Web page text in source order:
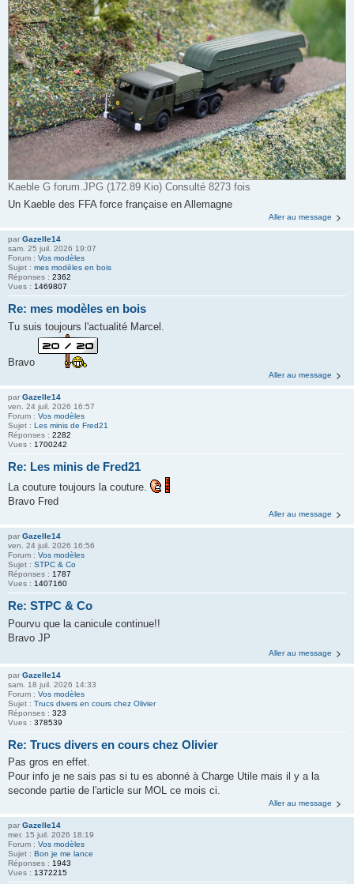
Kaeble G forum.JPG (172.89 Kio) Consulté 8273 fois
Un Kaeble des FFA force française en Allemagne
Aller au message
par Gazelle14
sam. 25 juil. 2026 19:07
Forum : Vos modèles
Sujet : mes modèles en bois
Réponses : 2362
Vues : 1469807
Re: mes modèles en bois
Tu suis toujours l'actualité Marcel.
Bravo
Aller au message
par Gazelle14
ven. 24 juil. 2026 16:57
Forum : Vos modèles
Sujet : Les minis de Fred21
Réponses : 2282
Vues : 1700242
Re: Les minis de Fred21
La couture toujours la couture.
Bravo Fred
Aller au message
par Gazelle14
ven. 24 juil. 2026 16:56
Forum : Vos modèles
Sujet : STPC & Co
Réponses : 1787
Vues : 1407160
Re: STPC & Co
Pourvu que la canicule continue!!
Bravo JP
Aller au message
par Gazelle14
sam. 18 juil. 2026 14:33
Forum : Vos modèles
Sujet : Trucs divers en cours chez Olivier
Réponses : 323
Vues : 378539
Re: Trucs divers en cours chez Olivier
Pas gros en effet.
Pour info je ne sais pas si tu es abonné à Charge Utile mais il y a la
seconde partie de l'article sur MOL ce mois ci.
Aller au message
par Gazelle14
mer. 15 juil. 2026 18:19
Forum : Vos modèles
Sujet : Bon je me lance
Réponses : 1943
Vues : 1372215